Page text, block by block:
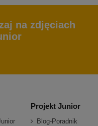
na zdjęciach
Projekt Junior
Blog-Poradnik